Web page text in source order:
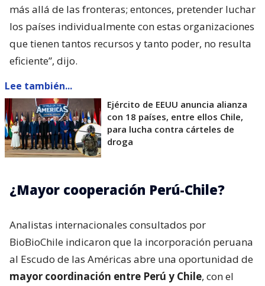
más allá de las fronteras; entonces, pretender luchar
los países individualmente con estas organizaciones
que tienen tantos recursos y tanto poder, no resulta
eficiente”, dijo.
Lee también...
Ejército de EEUU anuncia alianza
con 18 países, entre ellos Chile,
para lucha contra cárteles de
droga
¿Mayor cooperación Perú-Chile?
Analistas internacionales consultados por
BioBioChile indicaron que la incorporación peruana
al Escudo de las Américas abre una oportunidad de
mayor coordinación entre Perú y Chile, con el